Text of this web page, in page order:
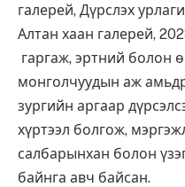
галерей, Дүрслэх
Алтан хаан галерей,
гаргаж, эртний болон
монголчуудын аж
зургийн аргаар
хүртээл болгож,
салбарынхан болон
байнга авч байсан.